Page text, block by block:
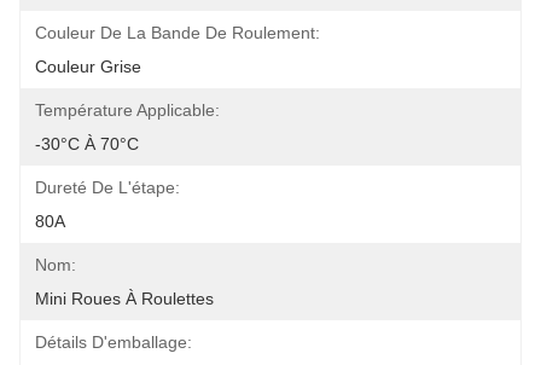
Couleur De La Bande De Roulement:
Couleur Grise
Température Applicable:
-30°C À 70°C
Dureté De L'étape:
80A
Nom:
Mini Roues À Roulettes
Détails D'emballage: